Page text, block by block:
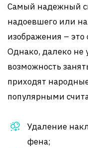
Самый надежный
надоевшего или
изображения –
Однако, далеко не
возможность
приходят
популярными
Удаление
фена;